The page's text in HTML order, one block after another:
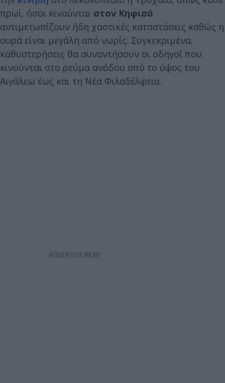
πρωί, όσοι κινούνται στον Κηφισό
αντιμετωπίζουν ήδη χαοτικές καταστάσεις καθώς η
ουρά είναι μεγάλη από νωρίς. Συγκεκριμένα,
καθυστερήσεις θα συναντήσουν οι οδηγοί που
κινούνται στο ρεύμα ανόδου από το ύψος του
Αιγάλεω έως και τη Νέα Φιλαδέλφεια.